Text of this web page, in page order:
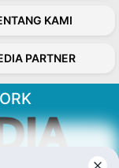
KAMI
PARTNER